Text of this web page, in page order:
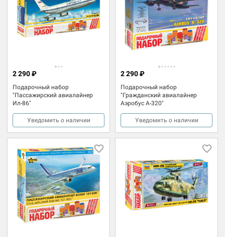
Подарочный набор
"Пассажирский авиалайнер
Ил-86"
2 290 ₽
Уведомить о наличии
Подарочный набор
"Гражданский авиалайнер
Аэробус А-320"
2 290 ₽
Уведомить о наличии